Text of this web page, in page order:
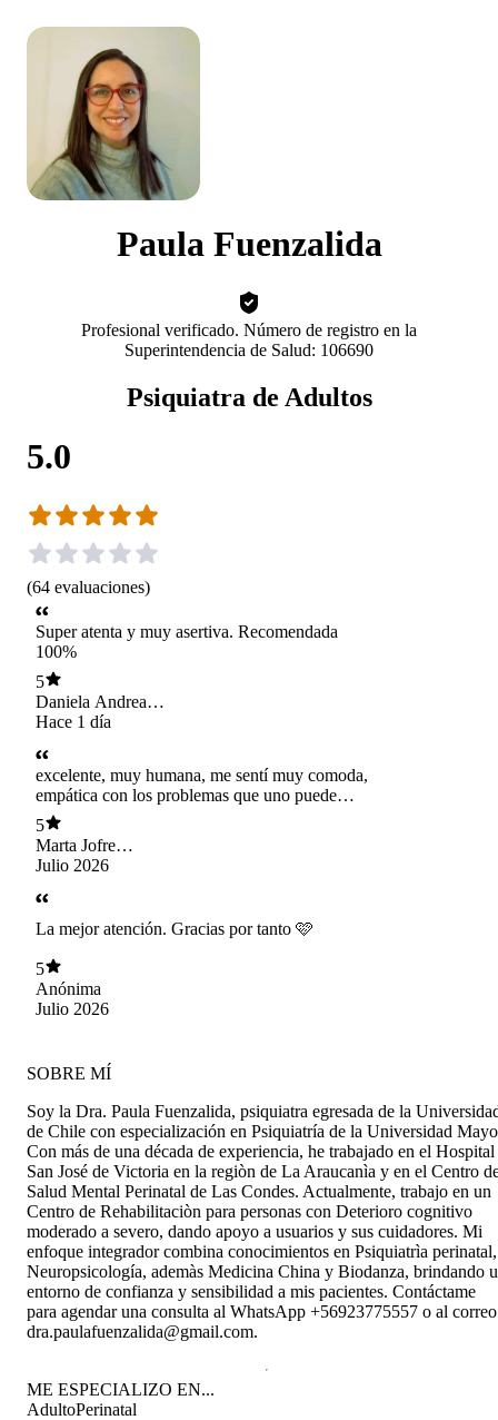
Paula Fuenzalida
Profesional verificado. Número de registro en la
Superintendencia de Salud: 106690
Psiquiatra de Adultos
5.0
(64 evaluaciones)
Super atenta y muy asertiva. Recomendada
100%
5
Daniela Andrea
Ruiz Ocampo
Hace 1 día
excelente, muy humana, me sentí muy comoda,
empática con los problemas que uno puede
tener, y tener la respuesta exacta para rl
momento en crisis que estoy viviendo
5
Marta Jofre
Emparan
Julio 2026
La mejor atención. Gracias por tanto 🩷
5
Anónima
Julio 2026
SOBRE MÍ
Soy la Dra. Paula Fuenzalida, psiquiatra egresada de la
de Chile con especialización en Psiquiatría de la Universidad
Con más de una década de experiencia, he trabajado en el Hospital
San José de Victoria en la regiòn de La Araucanìa y en el Centro
Salud Mental Perinatal de Las Condes. Actualmente, trabajo en un
Centro de Rehabilitaciòn para personas con Deterioro cognitivo
moderado a severo, dando apoyo a usuarios y sus cuidadores. Mi
enfoque integrador combina conocimientos en Psiquiatrìa perinatal,
Neuropsicología, ademàs Medicina China y Biodanza, brindando
entorno de confianza y sensibilidad a mis pacientes. Contáctame
para agendar una consulta al WhatsApp +56923775557 o al correo
dra.paulafuenzalida@gmail.com.
ME ESPECIALIZO EN...
AdultoPerinatal